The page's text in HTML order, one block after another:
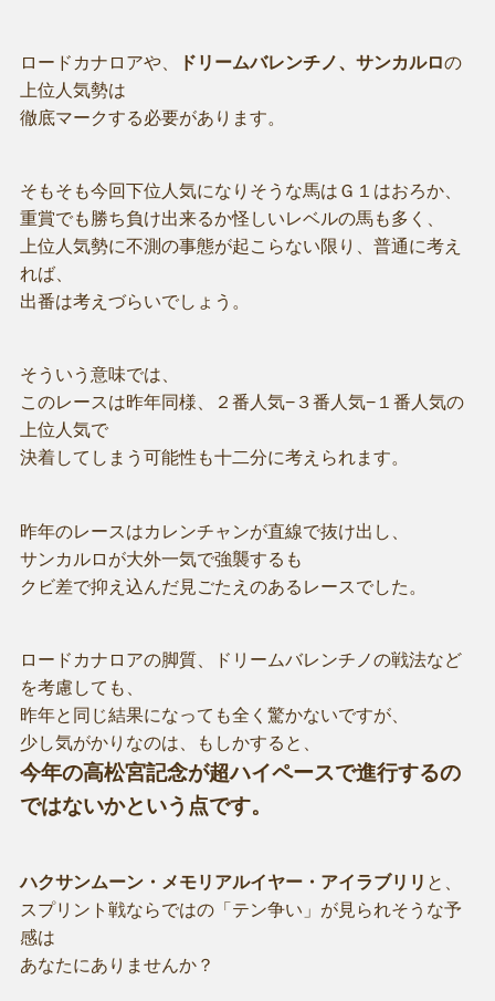
ロードカナロアや、 ドリームバレンチノ、サンカルロの
上位人気勢は
徹底マークする必要があります。
そもそも今回下位人気になりそうな馬はＧ１はおろか、
重賞でも勝ち負け出来るか怪しいレベルの馬も多く、
上位人気勢に不測の事態が起こらない限り、普通に考え
れば、
出番は考えづらいでしょう。
そういう意味では、
このレースは昨年同様、２番人気−３番人気−１番人気の
上位人気で
決着してしまう可能性も十二分に考えられます。
昨年のレースはカレンチャンが直線で抜け出し、
サンカルロが大外一気で強襲するも
クビ差で抑え込んだ見ごたえのあるレースでした。
ロードカナロアの脚質、ドリームバレンチノの戦法など
を考慮しても、
昨年と同じ結果になっても全く驚かないですが、
少し気がかりなのは、もしかすると、
今年の高松宮記念が超ハイペースで進行するの
ではないかという点です。
ハクサンムーン・メモリアルイヤー・アイラブリリ と、
スプリント戦ならではの「テン争い」が見られそうな予
感は
あなたにありませんか？